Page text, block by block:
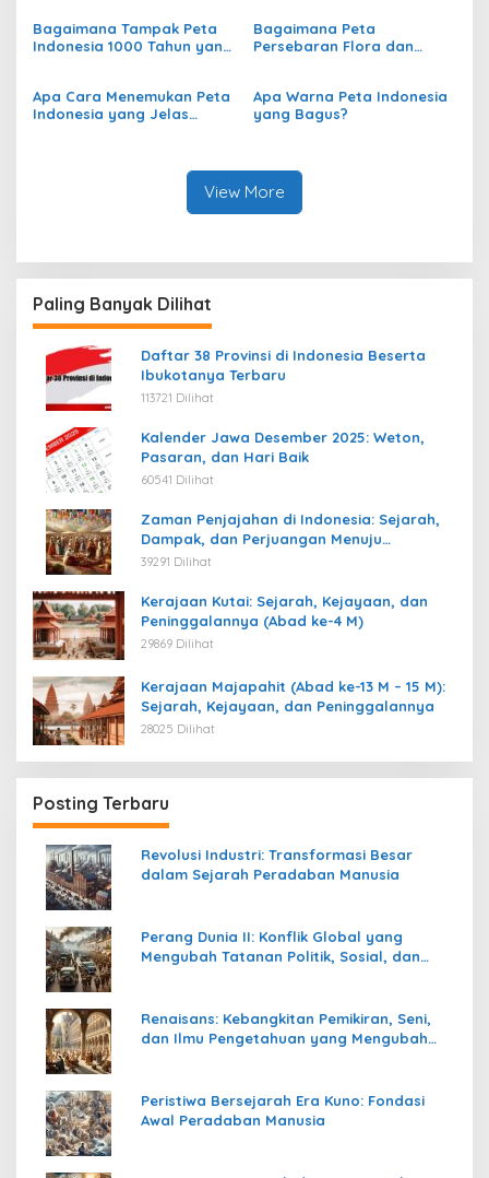
Indonesia?
Bagaimana Tampak Peta
Indonesia 1000 Tahun yang
Bagaimana Peta
Persebaran Flora dan
Apa Cara Menemukan Peta
Indonesia yang Jelas
Apa Warna Peta Indonesia
yang Bagus?
View More
Paling Banyak Dilihat
Daftar 38 Provinsi di Indonesia Beserta
Ibukotanya Terbaru
113721 Dilihat
Kalender Jawa Desember 2025: Weton,
Pasaran, dan Hari Baik
60541 Dilihat
Zaman Penjajahan di Indonesia: Sejarah,
Dampak, dan Perjuangan Menuju
Kemerdekaan
39291 Dilihat
Kerajaan Kutai: Sejarah, Kejayaan, dan
Peninggalannya (Abad ke-4 M)
29869 Dilihat
Kerajaan Majapahit (Abad ke-13 M – 15 M):
Sejarah, Kejayaan, dan Peninggalannya
28025 Dilihat
Posting Terbaru
Revolusi Industri: Transformasi Besar
dalam Sejarah Peradaban Manusia
Perang Dunia II: Konflik Global yang
Mengubah Tatanan Politik, Sosial, dan
Renaisans: Kebangkitan Pemikiran, Seni,
dan Ilmu Pengetahuan yang Mengubah
Peristiwa Bersejarah Era Kuno: Fondasi
Awal Peradaban Manusia